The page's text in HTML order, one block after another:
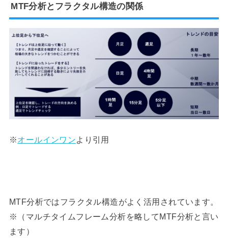
MTF分析とフラクタル構造の関係
※オールインワンより引用
MTF分析ではフラクタル構造がよく活用されています。
※（マルチタイムフレーム分析を略してMTF分析と言い
ます）